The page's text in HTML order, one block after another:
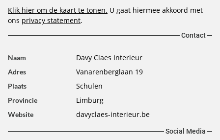
Klik hier om de kaart te tonen. U gaat hiermee akkoord met
ons privacy statement.
Contact
Naam Davy Claes Interieur
Adres Vanarenberglaan 19
Plaats Schulen
Provincie Limburg
Website davyclaes-interieur.be
Social Media